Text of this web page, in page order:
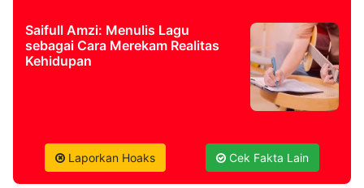
Saifull Amzi: Menulis Lagu
sebagai Cara Merekam Realitas
Kehidupan
Laporkan Hoaks Cek Fakta Lain